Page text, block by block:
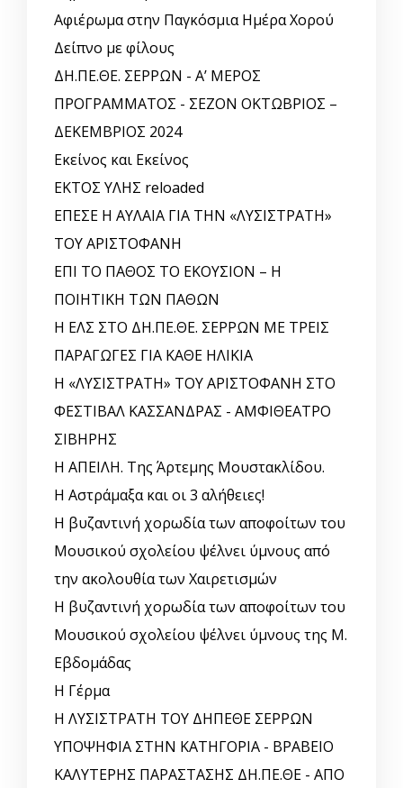
Αφιέρωμα στην Παγκόσμια Ημέρα Χορού
Δείπνο με φίλους
ΔΗ.ΠΕ.ΘΕ. ΣΕΡΡΩΝ - Α’ ΜΕΡΟΣ
ΠΡΟΓΡΑΜΜΑΤΟΣ - ΣΕΖΟΝ ΟΚΤΩΒΡΙΟΣ –
ΔΕΚΕΜΒΡΙΟΣ 2024
Εκείνος και Εκείνος
ΕΚΤΟΣ ΥΛΗΣ reloaded
ΕΠΕΣΕ Η ΑΥΛΑΙΑ ΓΙΑ ΤΗΝ «ΛΥΣΙΣΤΡΑΤΗ»
ΤΟΥ ΑΡΙΣΤΟΦΑΝΗ
ΕΠΙ ΤΟ ΠΑΘΟΣ ΤΟ ΕΚΟΥΣΙΟΝ – Η
ΠΟΙΗΤΙΚΗ ΤΩΝ ΠΑΘΩΝ
Η ΕΛΣ ΣΤΟ ΔΗ.ΠΕ.ΘΕ. ΣΕΡΡΩΝ ΜΕ ΤΡΕΙΣ
ΠΑΡΑΓΩΓΕΣ ΓΙΑ ΚΑΘΕ ΗΛΙΚΙΑ
Η «ΛΥΣΙΣΤΡΑΤΗ» ΤΟΥ ΑΡΙΣΤΟΦΑΝΗ ΣΤΟ
ΦΕΣΤΙΒΑΛ ΚΑΣΣΑΝΔΡΑΣ - ΑΜΦΙΘΕΑΤΡΟ
ΣΙΒΗΡΗΣ
Η ΑΠΕΙΛΗ. Της Άρτεμης Μουστακλίδου.
Η Αστράμαξα και οι 3 αλήθειες!
Η βυζαντινή χορωδία των αποφοίτων του
Μουσικού σχολείου ψέλνει ύμνους από
την ακολουθία των Χαιρετισμών
Η βυζαντινή χορωδία των αποφοίτων του
Μουσικού σχολείου ψέλνει ύμνους της Μ.
Εβδομάδας
Η Γέρμα
Η ΛΥΣΙΣΤΡΑΤΗ ΤΟΥ ΔΗΠΕΘΕ ΣΕΡΡΩΝ
ΥΠΟΨΗΦΙΑ ΣΤΗΝ ΚΑΤΗΓΟΡΙΑ - ΒΡΑΒΕΙΟ
ΚΑΛΥΤΕΡΗΣ ΠΑΡΑΣΤΑΣΗΣ ΔΗ.ΠΕ.ΘΕ - ΑΠΟ